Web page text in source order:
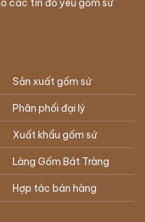
Sản xuất gốm sứ
Phân phối đại lý
Xuất khẩu gốm sứ
Làng Gốm Bát Tràng
Hợp tác bán hàng